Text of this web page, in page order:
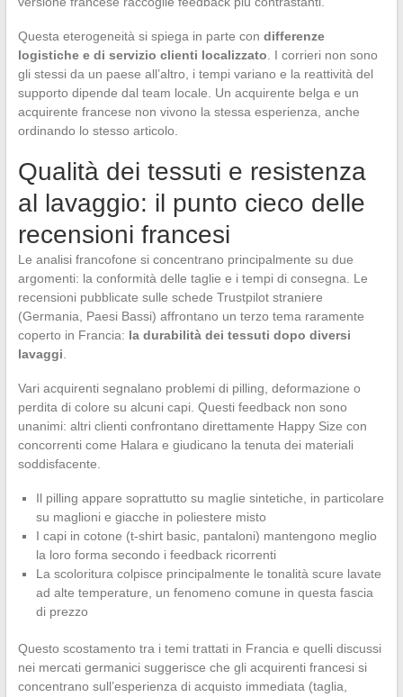
Questa eterogeneità si spiega in parte con differenze
logistiche e di servizio clienti localizzato. I corrieri non sono
gli stessi da un paese all’altro, i tempi variano e la reattività del
supporto dipende dal team locale. Un acquirente belga e un
acquirente francese non vivono la stessa esperienza, anche
ordinando lo stesso articolo.
Qualità dei tessuti e resistenza
al lavaggio: il punto cieco delle
recensioni francesi
Le analisi francofone si concentrano principalmente su due
argomenti: la conformità delle taglie e i tempi di consegna. Le
recensioni pubblicate sulle schede Trustpilot straniere
(Germania, Paesi Bassi) affrontano un terzo tema raramente
coperto in Francia: la durabilità dei tessuti dopo diversi
lavaggi.
Vari acquirenti segnalano problemi di pilling, deformazione o
perdita di colore su alcuni capi. Questi feedback non sono
unanimi: altri clienti confrontano direttamente Happy Size con
concorrenti come Halara e giudicano la tenuta dei materiali
soddisfacente.
Il pilling appare soprattutto su maglie sintetiche, in particolare
su maglioni e giacche in poliestere misto
I capi in cotone (t-shirt basic, pantaloni) mantengono meglio
la loro forma secondo i feedback ricorrenti
La scoloritura colpisce principalmente le tonalità scure lavate
ad alte temperature, un fenomeno comune in questa fascia
di prezzo
Questo scostamento tra i temi trattati in Francia e quelli discussi
nei mercati germanici suggerisce che gli acquirenti francesi si
concentrano sull’esperienza di acquisto immediata (taglia,